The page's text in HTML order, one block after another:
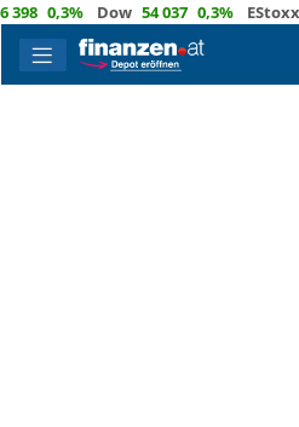
0,3% Dow 54 037 0,3% EStoxx50